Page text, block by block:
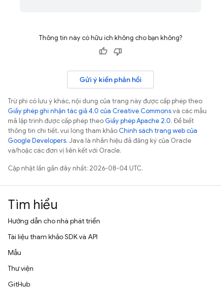
Thông tin này có hữu ích không cho bạn không?
Gửi ý kiến phản hồi
Trừ phi có lưu ý khác, nội dung của trang này được cấp phép theo
Giấy phép ghi nhận tác giả 4.0 của Creative Commonsvà các mẫu
mã lập trình được cấp phép theoGiấy phép Apache 2.0. Để biết
thông tin chi tiết, vui lòng tham khảoChính sách trang web của
Google Developers. Java là nhãn hiệu đã đăng ký của Oracle
và/hoặc các đơn vị liên kết với Oracle.
Cập nhật lần gần đây nhất: 2026-08-04 UTC.
Tìm hiểu
Hướng dẫn cho nhà phát triển
Tài liệu tham khảo SDK và API
Mẫu
Thư viện
GitHub